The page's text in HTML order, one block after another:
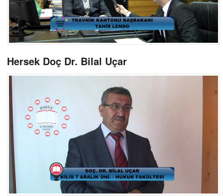
Hersek Doç Dr. Bilal Uçar